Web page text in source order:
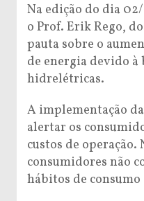
Na edição do dia
o Prof. Erik Rego,
pauta sobre o
de energia devido à
hidrelétricas.
A implementação
alertar os
custos de
consumidores não
hábitos de